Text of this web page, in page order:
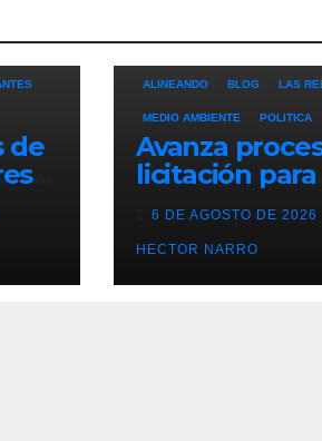
de
ALINEANDO BLOG LAS
MEDIO AMBIENTE POLITICA
Avanza
licitación para
adquisición de
maquinaria
de
del Estero
6 DE AGOSTO DE 2026
HECTOR NARRO